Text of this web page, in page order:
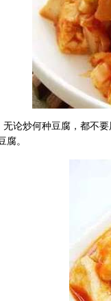
论炒何种豆腐，都不要
腐。